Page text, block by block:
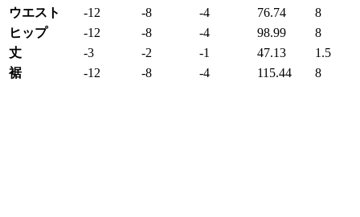
ウエスト
-12 -8 -4 76.74
8
ヒップ
-12 -8 -4 98.99
8
丈
-3 -2 -1 47.13
1.5
裾
-12 -8 -4 115.44 8